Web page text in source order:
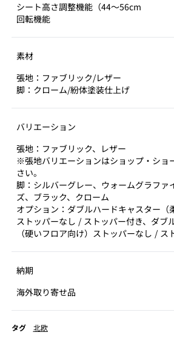
シート高さ調整機能（44～56cm
回転機能
素材
張地：ファブリック/レザー
脚：クローム/紛体塗装仕上げ
バリエーション
張地：ファブリック、レザー
※張地バリエーションはショップ・ショ
さい。
脚：シルバーグレー、ウォームグラファ
ズ、ブラック、クローム
オプション：ダブルハードキャスター（
ストッパーなし / ストッパー付き、ダブ
（硬いフロア向け）ストッパーなし / ス
納期
海外取り寄せ品
タグ 北欧